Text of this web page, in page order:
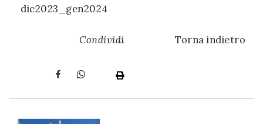
dic2023_gen2024
Condividi Torna indietro